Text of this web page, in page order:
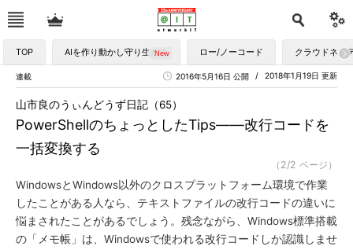
TOP AIを作り動かし守り生かす ロー/ノーコード クラウドネイ
連載 2018年1月19日 更新
2016年5月16日 公開
PowerShellのちょっとしたTips――改行コードを
一括変換する
山市良のうぃんどうず日記（65）
（2/2 ページ）
WindowsとWindows以外のクロスプラットフォーム環境で作業
したことがある人なら、テキストファイルの改行コードの違いに
悩まされたことがあるでしょう。残念ながら、Windows標準搭載
の「メモ帳」は、Windowsで使われる改行コードしか認識しませ